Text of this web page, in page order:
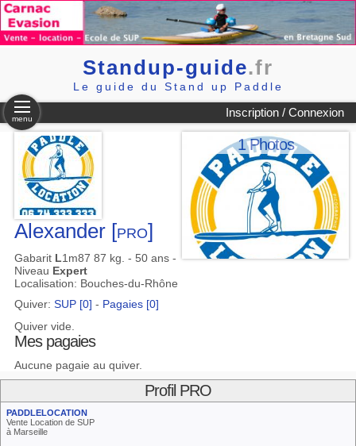
Standup-guide.fr
Le guide du Stand up Paddle
Inscription / Connexion
menu
1 Photos
Alexander [pro]
Gabarit L1m87 87 kg. - 50 ans -
Niveau Expert
Localisation: Bouches-du-Rhône
Quiver: SUP [0] - Pagaies [0]
Quiver vide.
Mes pagaies
Aucune pagaie au quiver.
Profil PRO
PADDLELOCATION
Vente Location de SUP
à Marseille